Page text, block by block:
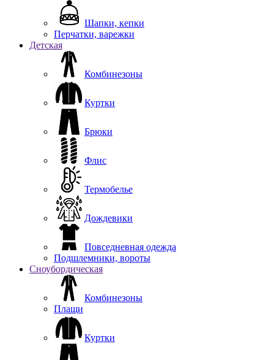
Шапки, кепки
Перчатки, варежки
Детская
Комбинезоны
Куртки
Брюки
Флис
Термобелье
Дождевики
Повседневная одежда
Подшлемники, вороты
Сноубордическая
Комбинезоны
Плащи
Куртки